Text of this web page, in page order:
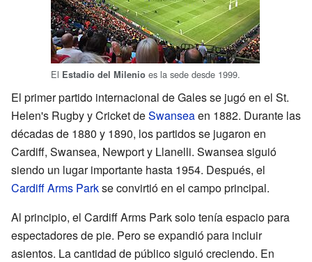
El Estadio del Milenio es la sede desde 1999.
El primer partido internacional de Gales se jugó en el St.
Helen's Rugby y Cricket deSwanseaen 1882. Durante las
décadas de 1880 y 1890, los partidos se jugaron en
Cardiff, Swansea, Newport y Llanelli. Swansea siguió
siendo un lugar importante hasta 1954. Después, el
Cardiff Arms Parkse convirtió en el campo principal.
Al principio, el Cardiff Arms Park solo tenía espacio para
espectadores de pie. Pero se expandió para incluir
asientos. La cantidad de público siguió creciendo. En